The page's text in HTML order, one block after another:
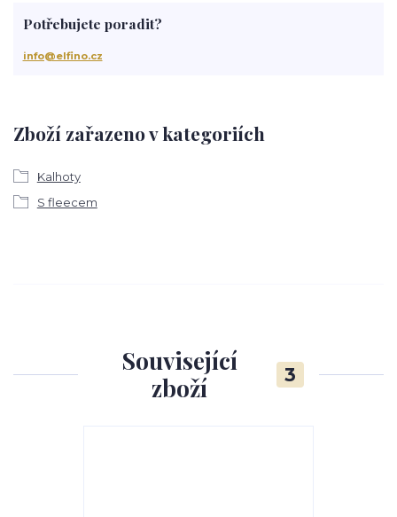
Zboží zařazeno v kategoriích
Kalhoty
S fleecem
Potřebujete poradit?
info@elfino.cz
Související
zboží
3